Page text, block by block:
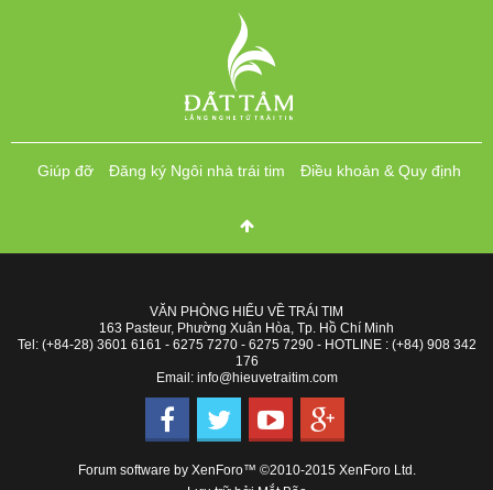
Giúp đỡ Đăng ký Ngôi nhà trái tim Điều khoản & Quy định
VĂN PHÒNG HIỂU VỀ TRÁI TIM
163 Pasteur, Phường Xuân Hòa, Tp. Hồ Chí Minh
Tel: (+84-28) 3601 6161 - 6275 7270 - 6275 7290 - HOTLINE : (+84) 908 342
176
Email: info@hieuvetraitim.com
Forum software by XenForo™ ©2010-2015 XenForo Ltd.